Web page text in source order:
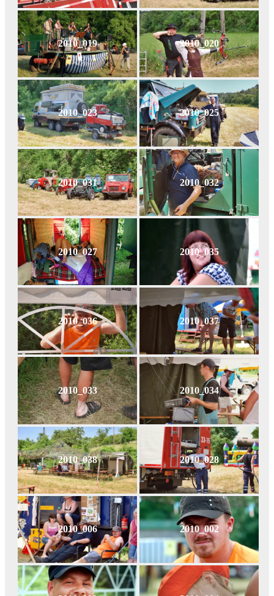
2010_019 2010_020
2010_023 2010_025
2010_031 2010_032
2010_027 2010_035
2010_036 2010_037
2010_033 2010_034
2010_038 2010_028
2010_006 2010_002